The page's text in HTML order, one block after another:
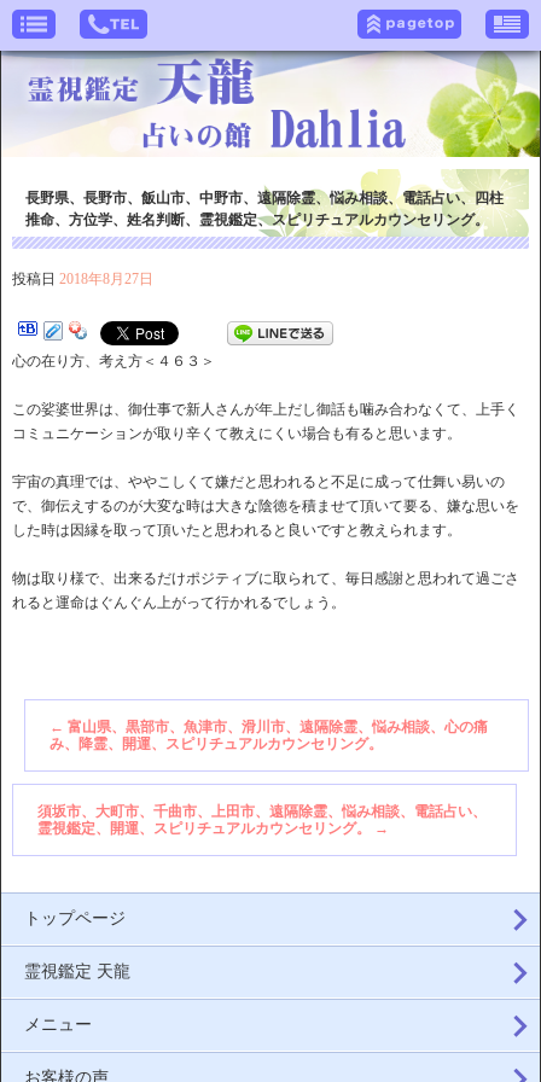
長野県、長野市、飯山市、中野市、遠隔除霊、悩み相談、電話占い、四柱
推命、方位学、姓名判断、霊視鑑定、スピリチュアルカウンセリング。
投稿日 2018年8月27日
心の在り方、考え方＜４６３＞
この娑婆世界は、御仕事で新人さんが年上だし御話も噛み合わなくて、上手く
コミュニケーションが取り辛くて教えにくい場合も有ると思います。
宇宙の真理では、ややこしくて嫌だと思われると不足に成って仕舞い易いの
で、御伝えするのが大変な時は大きな陰徳を積ませて頂いて要る、嫌な思いを
した時は因縁を取って頂いたと思われると良いですと教えられます。
物は取り様で、出来るだけポジティブに取られて、毎日感謝と思われて過ごさ
れると運命はぐんぐん上がって行かれるでしょう。
← 富山県、黒部市、魚津市、滑川市、遠隔除霊、悩み相談、心の痛
み、降霊、開運、スピリチュアルカウンセリング。
須坂市、大町市、千曲市、上田市、遠隔除霊、悩み相談、電話占い、
霊視鑑定、開運、スピリチュアルカウンセリング。
→
トップページ
霊視鑑定 天龍
メニュー
お客様の声